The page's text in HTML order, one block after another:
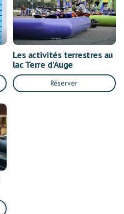
Les activités terrestres au
lac Terre d'Auge
Réserver